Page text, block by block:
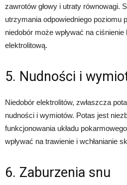
zawrotów głowy i utraty równowagi.
utrzymania odpowiedniego poziomu
niedobór może wpływać na
elektrolitową.
5. Nudności i
Niedobór elektrolitów, zwłaszcza
nudności i wymiotów. Potas jest
funkcjonowania układu
wpływać na trawienie i wchłanianie
6. Zaburzenia snu